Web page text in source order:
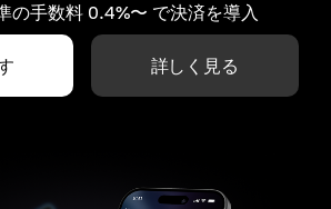
の手数料 0.4%〜 で決済を導入
詳しく見る